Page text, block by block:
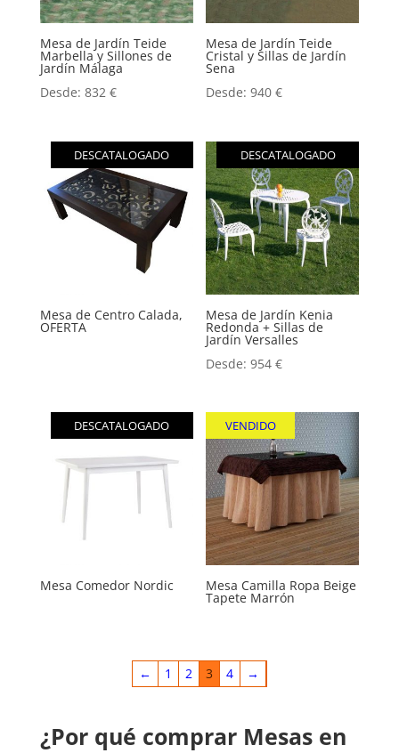
Mesa de Jardín Teide
Marbella y Sillones de
Jardín Málaga
Desde: 832 €
Mesa de Jardín Teide
Cristal y Sillas de Jardín
Sena
Desde:940€
DESCATALOGADO
Mesa de Centro Calada,
OFERTA
DESCATALOGADO
Mesa de Jardín Kenia
Redonda + Sillas de
Jardín Versalles
Desde:954€
DESCATALOGADO
Mesa Comedor Nordic
VENDIDO
Mesa Camilla Ropa Beige
Tapete Marrón
← 1 2 3 4 →
¿Por qué comprar Mesas en